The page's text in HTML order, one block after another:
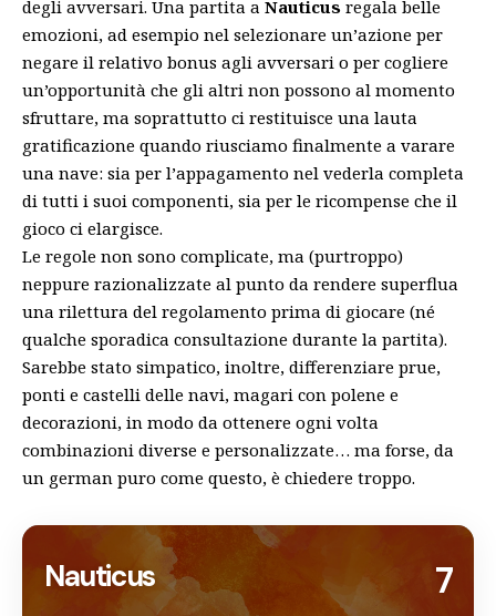
degli avversari. Una partita a Nauticus regala belle
emozioni, ad esempio nel selezionare un’azione per
negare il relativo bonus agli avversari o per cogliere
un’opportunità che gli altri non possono al momento
sfruttare, ma soprattutto ci restituisce una lauta
gratificazione quando riusciamo finalmente a varare
una nave: sia per l’appagamento nel vederla completa
di tutti i suoi componenti, sia per le ricompense che il
gioco ci elargisce.
Le regole non sono complicate, ma (purtroppo)
neppure razionalizzate al punto da rendere superflua
una rilettura del regolamento prima di giocare (né
qualche sporadica consultazione durante la partita).
Sarebbe stato simpatico, inoltre, differenziare prue,
ponti e castelli delle navi, magari con polene e
decorazioni, in modo da ottenere ogni volta
combinazioni diverse e personalizzate… ma forse, da
un german puro come questo, è chiedere troppo.
Nauticus 7